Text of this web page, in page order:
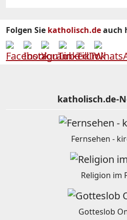
Folgen Sie katholisch.deauch
katholisch.de-
Fernsehen -
Religion im
Gotteslob